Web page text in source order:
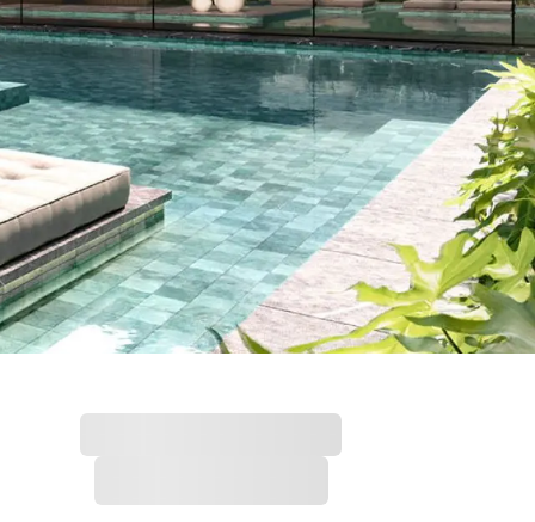
Simulador de Financiamento
Encontre um corretor